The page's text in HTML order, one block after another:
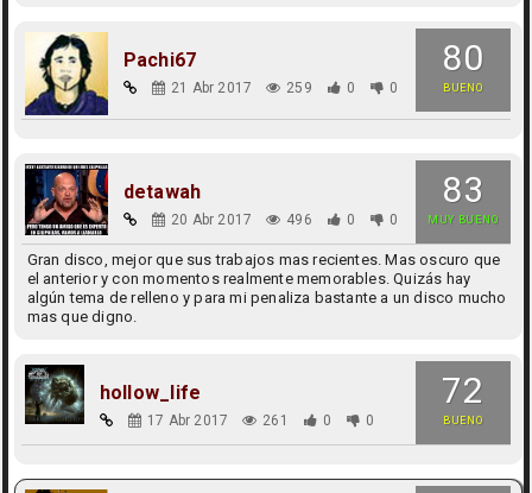
80
BUENO
Pachi67
21 Abr 2017 259 0 0
83
MUY BUENO
detawah
20 Abr 2017 496 0 0
Gran disco, mejor que sus trabajos mas recientes. Mas oscuro que
el anterior y con momentos realmente memorables. Quizás hay
algún tema de relleno y para mi penaliza bastante a un disco mucho
mas que digno.
72
BUENO
hollow_life
17 Abr 2017 261 0 0